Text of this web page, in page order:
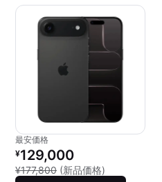
最安価格
リファービッシュ品の価格：
¥129,000
¥177,800 (新品価格)